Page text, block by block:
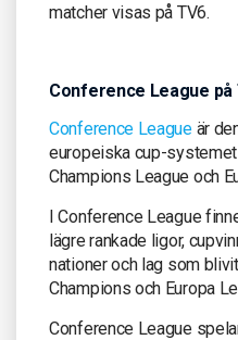
matcher visas på TV6.
Conference League
Conference Leagueär
europeiska cup-
Champions League och
I Conference League
lägre rankade ligor,
nationer och lag som
Champions och Europa
Conference League